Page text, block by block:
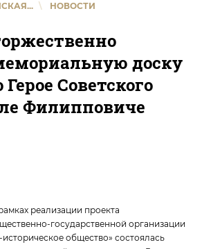
\ НОВОСТИ
доску
Советского
Филипповиче
реализации проекта
государственной организации
общество» состоялась